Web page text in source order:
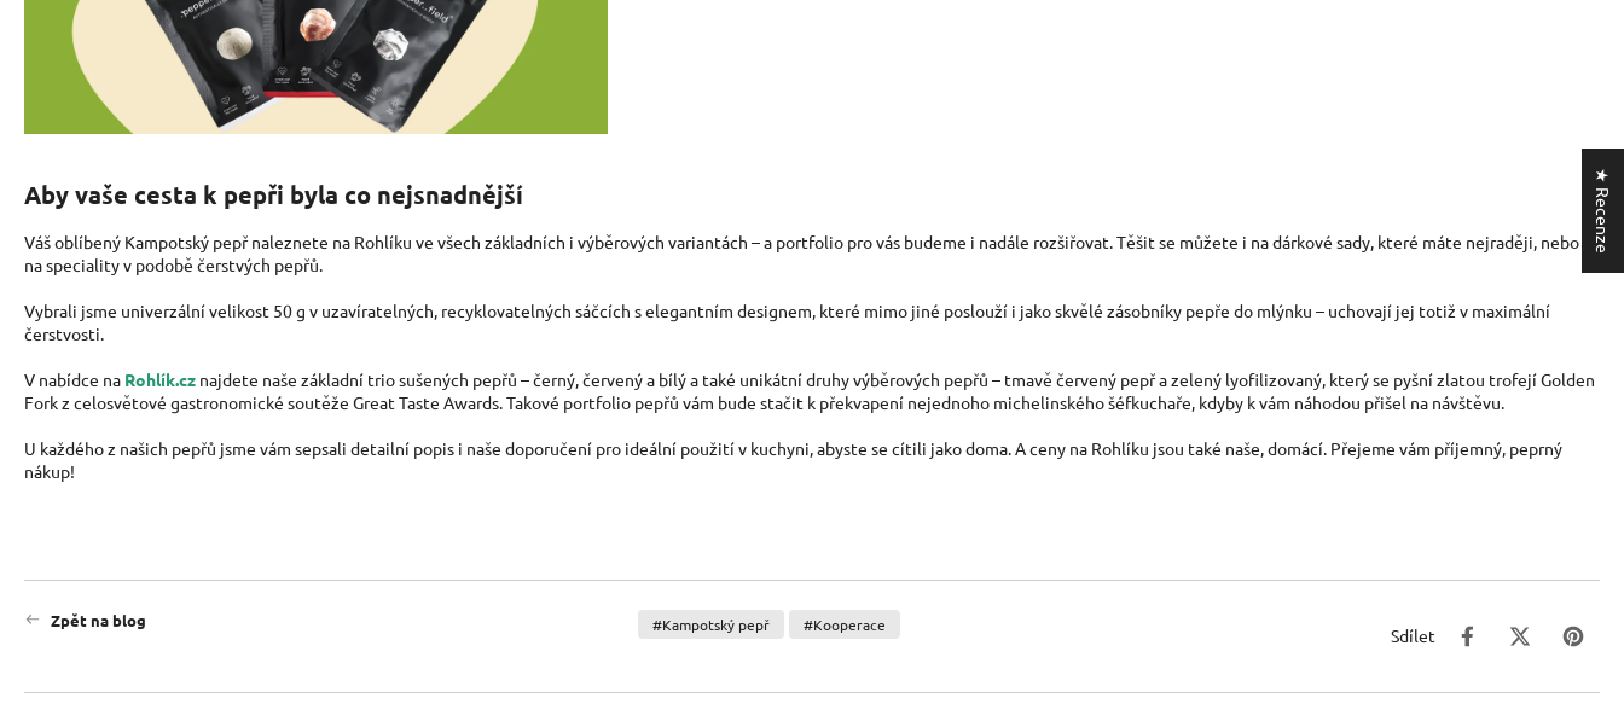
Aby vaše cesta k pepři byla co nejsnadnější
Váš oblíbený Kampotský pepř naleznete na Rohlíku ve všech základních i výběrových variantách –a portfolio pro vás budeme i nadále rozšiřovat. Těšit se můžete i na dárkové sady, které máte nejraději, nebo
na speciality v podobě čerstvých pepřů.
Vybrali jsme univerzální velikost 50 g v uzavíratelných, recyklovatelných sáčcích s elegantním designem, které mimo jiné poslouží i jako skvělé zásobníky pepře do mlýnku – uchovají jej totiž v maximální
čerstvosti.
V nabídce na Rohlík.cz najdete naše základní trio sušených pepřů –černý, červený a bílý a také unikátní druhy výběrových pepřů – tmavě červený pepř a zelený lyofilizovaný, který se pyšní zlatou trofejí Golden
Fork z celosvětové gastronomické soutěže Great Taste Awards. Takové portfolio pepřů vám bude stačit k překvapení nejednoho michelinského šéfkuchaře, kdyby k vám náhodou přišel na návštěvu.
U každého z našich pepřů jsme vám sepsali detailní popis i naše doporučení pro ideální použití v kuchyni, abyste se cítili jako doma. A ceny na Rohlíku jsou také naše, domácí. Přejeme vám příjemný, peprný
nákup!
Zpět na blog #Kampotský pepř #Kooperace
Sdílet
★ Recenze